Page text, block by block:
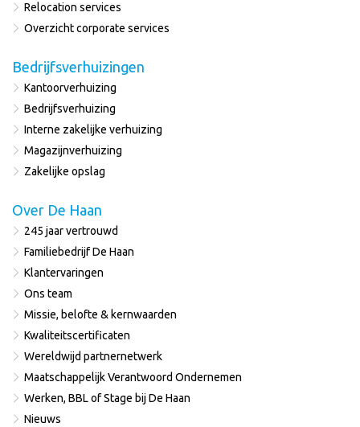
Relocation services
Overzicht corporate services
Bedrijfsverhuizingen
Kantoorverhuizing
Bedrijfsverhuizing
Interne zakelijke verhuizing
Magazijnverhuizing
Zakelijke opslag
Over De Haan
245 jaar vertrouwd
Familiebedrijf De Haan
Klantervaringen
Ons team
Missie, belofte & kernwaarden
Kwaliteitscertificaten
Wereldwijd partnernetwerk
Maatschappelijk Verantwoord Ondernemen
Werken, BBL of Stage bij De Haan
Nieuws